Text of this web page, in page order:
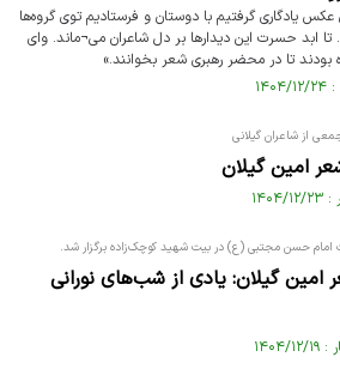
یادگاری گرفتیم با دوستان و فرستادیم توی گروه‌ها
تا ابد حسرت این دیدارها بر دل شاعران می¬ماند. وای
تا در محضر رهبری شعر بخوانند.»
از شاعران گیلانی
امین گیلان
امام حسن مجتبی (ع) در بیت شهید کوچک‌زاده برگزار شد.
گیلان: یادی از شب‌های نورانی